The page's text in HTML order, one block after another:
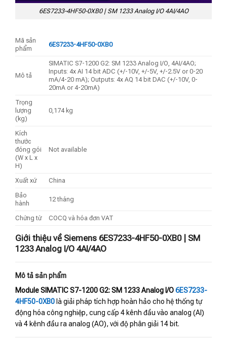
6ES7233-4HF50-0XB0 | SM 1233 Analog I/O 4AI/4AO
Mã sản
phẩm
6ES7233-4HF50-0XB0
Mô tả
SIMATIC S7-1200 G2: SM 1233 Analog I/O, 4AI/4AO;
Inputs: 4x AI 14 bit ADC (+/-10V, +/-5V, +/-2.5V or 0-20
mA/4-20 mA); Outputs: 4x AQ 14 bit DAC (+/-10V, 0-
20mA or 4-20mA)
Trọng
lượng
(kg)
0,174 kg
Kích
thước
đóng gói
(W x L x
H)
Not available
Xuất xứ
China
Bảo
hành
12 tháng
Chứng từ COCQ và hóa đơn VAT
Giới thiệu về Siemens 6ES7233-4HF50-0XB0 | SM
1233 Analog I/O 4AI/4AO
Mô tả sản phẩm
Module SIMATIC S7-1200 G2: SM 1233 Analog I/O6ES7233-
4HF50-0XB0 là giải pháp tích hợp hoàn hảo cho hệ thống tự
động hóa công nghiệp, cung cấp 4 kênh đầu vào analog (AI)
và 4 kênh đầu ra analog (AO), với độ phân giải 14 bit.